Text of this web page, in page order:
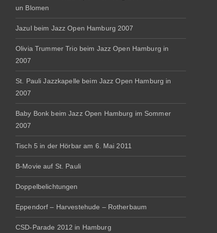
un Blomen
Jazul beim Jazz Open Hamburg 2007
Olivia Trummer Trio beim Jazz Open Hamburg in
2007
St. Pauli Jazzkapelle beim Jazz Open Hamburg in
2007
Baby Bonk beim Jazz Open Hamburg im Sommer
2007
Tisch 5 in der Hörbar am 6. Mai 2011
B-Movie auf St. Pauli
Doppelbelichtungen
Eppendorf – Harvestehude – Rotherbaum
CSD-Parade 2012 in Hamburg